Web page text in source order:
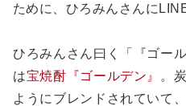
ために、ひろみんさんに
ひろみんさん曰く「『ゴー
は宝焼酎『ゴールデン』
。
ようにブレンドされていて